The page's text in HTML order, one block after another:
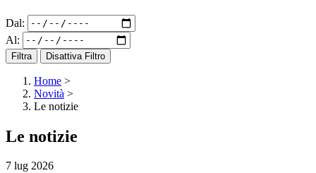
Dal:
Al:
Filtra Disattiva Filtro
Home >
Novità >
Le notizie
Le notizie
7 lug 2026